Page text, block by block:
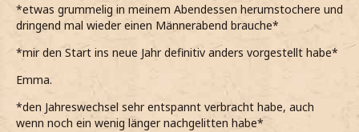
*etwas grummelig in meinem Abendessen herumstochere und
dringend mal wieder einen Männerabend brauche*
*mir den Start ins neue Jahr definitiv anders vorgestellt habe*
Emma.
*den Jahreswechsel sehr entspannt verbracht habe, auch
wenn noch ein wenig länger nachgelitten habe*